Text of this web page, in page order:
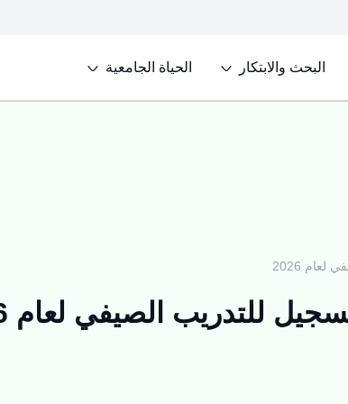
البحث والابتكار الحياة الجامعية
2026
للتدريب الصيفي لعام 2026